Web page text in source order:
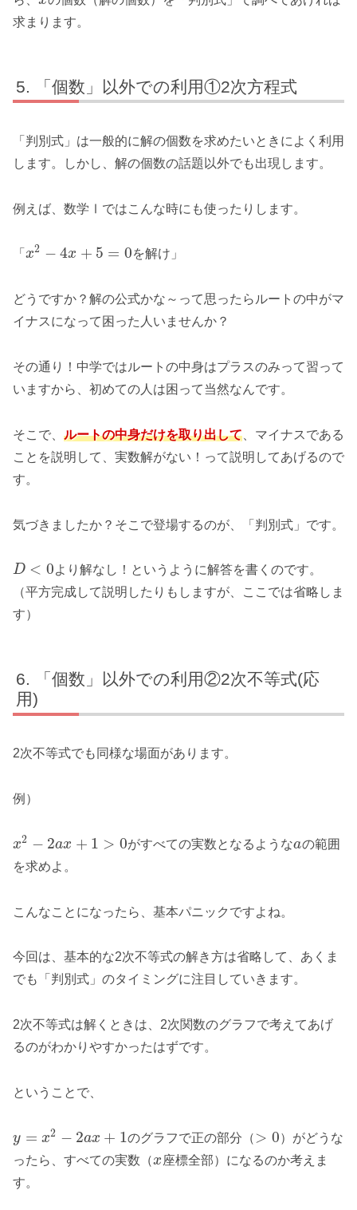
求まります。
「個数」以外での利用①2次方程式
「判別式」は一般的に解の個数を求めたいときによく利用
します。しかし、解の個数の話題以外でも出現します。
例えば、数学Ⅰではこんな時にも使ったりします。
「 x2 − 4x + 5 = 0を解け」
どうですか？解の公式かな～って思ったらルートの中がマ
イナスになって困った人いませんか？
その通り！中学ではルートの中身はプラスのみって習って
いますから、初めての人は困って当然なんです。
そこで、 ルートの中身だけを取り出して 、マイナスである
ことを説明して、実数解がない！って説明してあげるので
す。
気づきましたか？そこで登場するのが、「判別式」です。
D < 0より解なし！というように解答を書くのです。
（平方完成して説明したりもしますが、ここでは省略しま
す）
「個数」以外での利用②2次不等式(応
用)
2次不等式でも同様な場面があります。
例）
x2 − 2ax + 1 > 0がすべての実数となるようなaの範囲
を求めよ。
こんなことになったら、基本パニックですよね。
今回は、基本的な2次不等式の解き方は省略して、あくま
でも「判別式」のタイミングに注目していきます。
2次不等式は解くときは、2次関数のグラフで考えてあげ
るのがわかりやすかったはずです。
ということで、
y = x2 − 2ax + 1のグラフで正の部分（> 0）がどうな
ったら、すべての実数（x 座標全部）になるのか考えま
す。